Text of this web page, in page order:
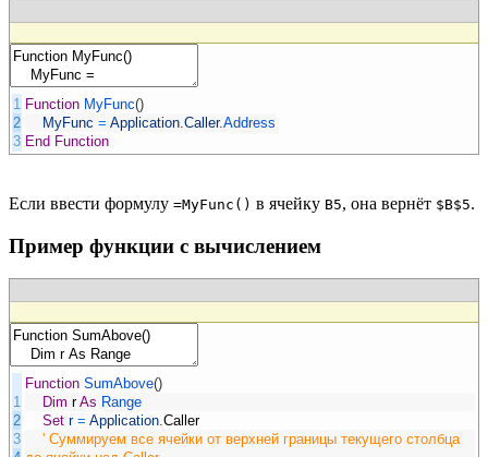
1
2
3
Function MyFunc()
MyFunc = Application.Caller.Address
End Function
Если ввести формулу =MyFunc() в ячейку B5, она вернёт $B$5.
Пример функции с вычислением
1
2
3
Function SumAbove()
Dim r As Range
Set r = Application.Caller
' Суммируем все ячейки от верхней границы текущего столбца